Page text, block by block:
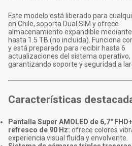
Este modelo está liberado para
en Chile, soporta Dual SIM y ofrece
almacenamiento expandible
hasta 1.5 TB (no incluida). Funciona
y está preparado para recibir hasta 6
actualizaciones del sistema operativo,
garantizando soporte y seguridad a
Características
Pantalla Super AMOLED de 6,7"
refresco de 90 Hz: ofrece colores
experiencia visual fluida y envolvente.